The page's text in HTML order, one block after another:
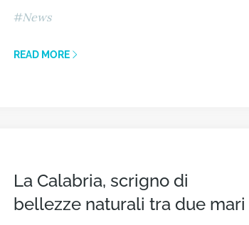
News
READ MORE
La Calabria, scrigno di
bellezze naturali tra due mari